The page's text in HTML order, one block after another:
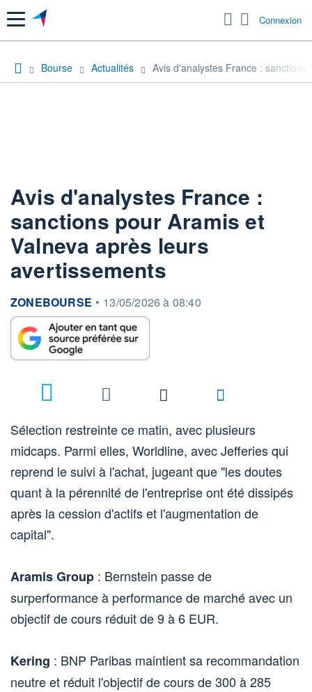
Menu Connexion
Bourse Actualités Avis d'analystes France :
Avis d'analystes France :
sanctions pour Aramis et
Valneva après leurs
avertissements
information fournie par
ZONEBOURSE • 13/05/2026 à 08:40
Sélection restreinte ce matin, avec plusieurs
midcaps. Parmi elles, Worldline, avec Jefferies qui
reprend le suivi à l'achat, jugeant que "les doutes
quant à la pérennité de l'entreprise ont été dissipés
après la cession d'actifs et l'augmentation de
capital".
Aramis Group : Bernstein passe de
surperformance à performance de marché avec un
objectif de cours réduit de 9 à 6 EUR.
Kering : BNP Paribas maintient sa recommandation
neutre et réduit l'objectif de cours de 300 à 285